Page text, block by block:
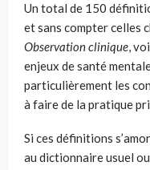
Un total de 150
et sans compter celles
Observation clinique,
enjeux de santé
particulièrement les
à faire de la pratique
Si ces définitions
au dictionnaire usuel